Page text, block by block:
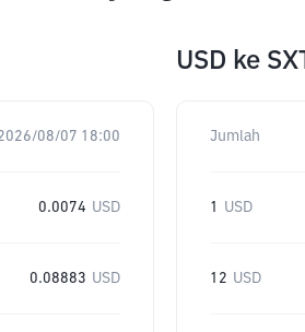
08/07 18:00
0.0074 USD
0.08883 USD
USD ke
Jumlah
1 USD
12 USD